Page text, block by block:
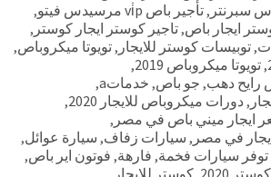
,تأجير باص vi̇p مرسيدس فيتو
,
ايجار باص,تاجير كوستر ايجار كوستر ,
,توبيسات كوستر للايجار ,تويوتا ميكروباص,
,تويوتا ميكروباص 2019
,
رايح دهب, جو باص, خدماتa ,
,دورات ميكروباص للايجار 2020
,
ايجار ميني باص في مصر ,
في مصر , سيارات زفاف, سيارة عوائل,
توفر سيارات فخمة, فارهة, فوتون اير باص,